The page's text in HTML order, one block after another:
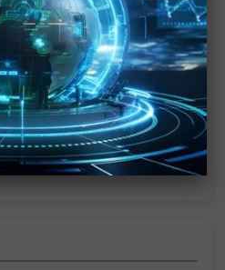
塞進原生Android 中國市
發揮空間
Show先推Android功
核心 攜手NB品牌2H26問